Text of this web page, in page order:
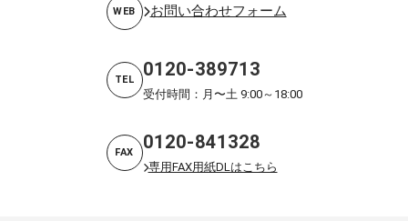
WEB お問い合わせフォーム
TEL 0120-389713
受付時間：月〜土 9:00～18:00
FAX 0120-841328
専用FAX用紙DLはこちら